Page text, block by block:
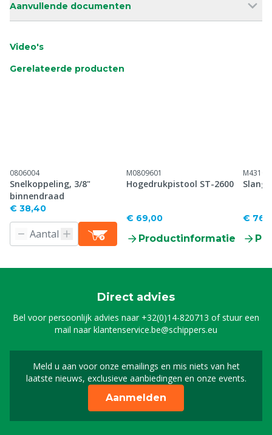
Aanvullende documenten
Video's
Gerelateerde producten
0806004
Snelkoppeling, 3/8"
binnendraad
€ 38,40
M0809601
Hogedrukpistool ST-2600
€ 69,00
Productinformatie
€
Direct advies
Bel voor persoonlijk advies naar +32(0)14-820713 of stuur een
mail naarklantenservice.be@schippers.eu
Meld u aan voor onze emailings en mis niets van het
laatste nieuws, exclusieve aanbiedingen en onze events.
Meld u aan voor onze
Aanmelden